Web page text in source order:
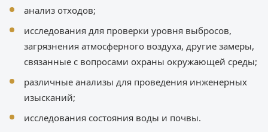
анализ отходов;
исследования для проверки уровня выбросов,
загрязнения атмосферного воздуха, другие замеры,
связанные с вопросами охраны окружающей среды;
различные анализы для проведения инженерных
изысканий;
исследования состояния воды и почвы.